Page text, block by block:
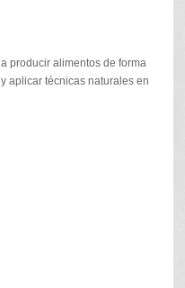
producir alimentos de forma
aplicar técnicas naturales en